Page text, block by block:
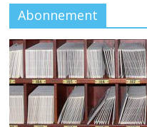
Abonnement